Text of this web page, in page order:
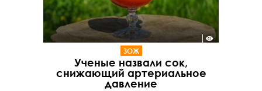
ЗОЖ
Ученые назвали сок,
снижающий артериальное
давление